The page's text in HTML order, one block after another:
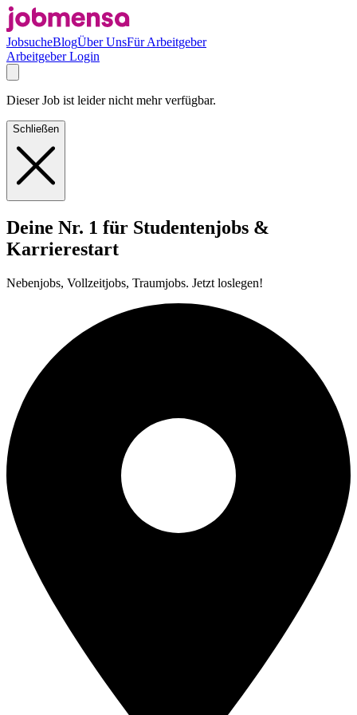
JobsucheBlogÜber UnsFür Arbeitgeber
Arbeitgeber Login
Dieser Job ist leider nicht mehr verfügbar.
Schließen
Deine Nr. 1 für Studentenjobs &
Karrierestart
Nebenjobs, Vollzeitjobs, Traumjobs. Jetzt loslegen!